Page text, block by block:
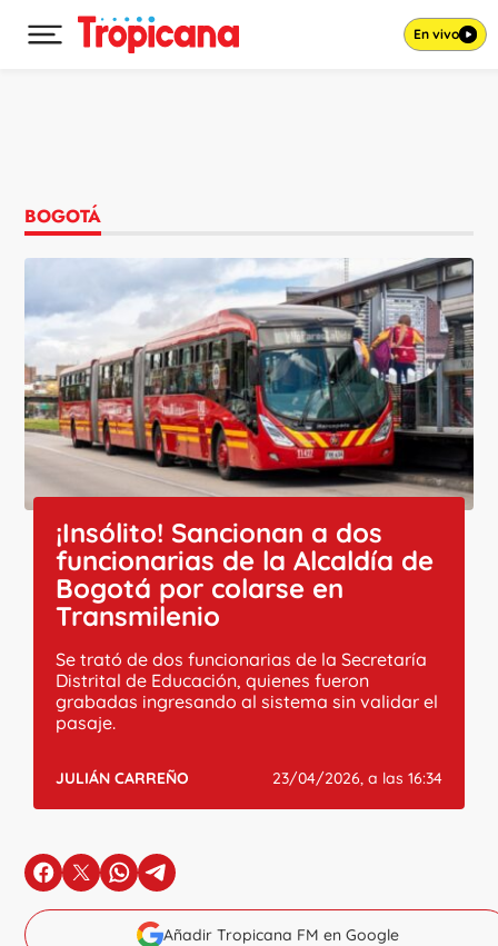
Desplegar menú principal En vivo
BOGOTÁ
¡Insólito! Sancionan a dos
funcionarias de la Alcaldía de
Bogotá por colarse en
Transmilenio
Se trató de dos funcionarias de la Secretaría
Distrital de Educación, quienes fueron
grabadas ingresando al sistema sin validar el
pasaje.
JULIÁN CARREÑO 23/04/2026, a las 16:34
en Facebook
en Xen Whatsapp
en Telegram
Añadir Tropicana FM en Google